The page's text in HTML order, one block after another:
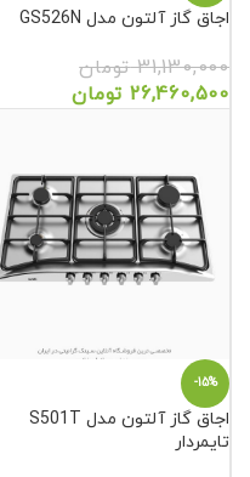
اجاق گاز آلتون مدل GS526N
31,130,000 تومان
26,460,500 تومان
-15%
اجاق گاز آلتون مدل S501T
تایمردار